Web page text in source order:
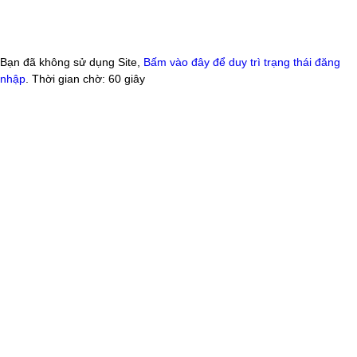
Bạn đã không sử dụng Site, Bấm vào đây để duy trì trạng thái đăng
nhập . Thời gian chờ: 60 giây